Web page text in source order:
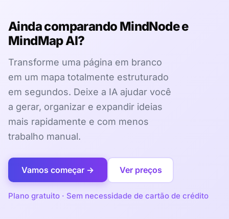
Ainda comparando MindNode e
MindMap AI?
Transforme uma página em branco
em um mapa totalmente estruturado
em segundos. Deixe a IA ajudar você
a gerar, organizar e expandir ideias
mais rapidamente e com menos
trabalho manual.
Vamos começar → Ver preços
Plano gratuito · Sem necessidade de cartão de crédito